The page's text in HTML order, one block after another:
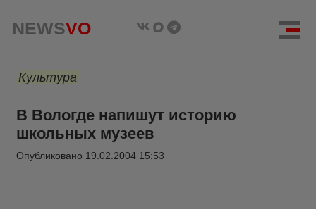
NEWSVO
Культура
В Вологде напишут историю
школьных музеев
Опубликовано 19.02.2004 15:53